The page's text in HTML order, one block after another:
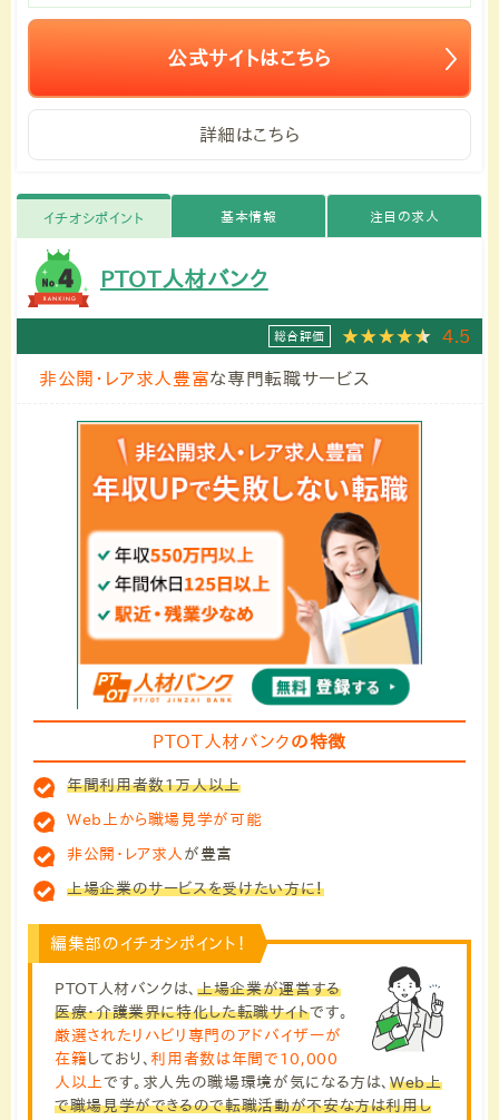
公式サイトはこちら
詳細はこちら
イチオシポイント 基本情報 注目の求人
PTOT人材バンク
総合評価 4.5
非公開・レア求人豊富な専門転職サービス
PTOT人材バンクの特徴
年間利用者数1万人以上
Web上から職場見学が可能
非公開・レア求人 が豊富
上場企業のサービスを受けたい方に！
編集部のイチオシポイント！
PTOT人材バンクは、上場企業が運営する
医療・介護業界に特化した転職サイトです。
厳選されたリハビリ専門のアドバイザーが
在籍しており、 利用者数は年間で10,000
人以上 です。求人先の職場環境が気になる方は、Web上
で職場見学ができるので転職活動が不安な方は利用し